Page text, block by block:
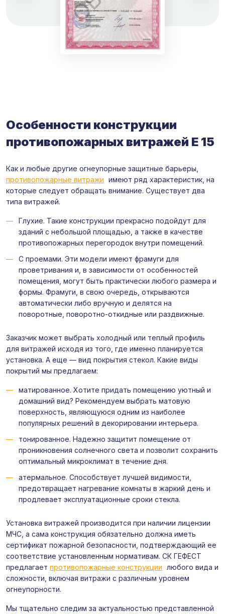
Особенности конструкции
противопожарных витражей Е 15
Как и любые другие огнеупорные защитные барьеры,
противопожарные витражи имеют ряд характеристик, на
которые следует обращать внимание. Существует два
типа витражей.
Глухие. Такие конструкции прекрасно подойдут для
зданий с небольшой площадью, а также в качестве
противопожарных перегородок внутри помещений.
С проемами. Эти модели имеют фрамуги для
проветривания и, в зависимости от особенностей
помещения, могут быть практически любого размера и
формы. Фрамуги, в свою очередь, открываются
автоматически либо вручную и делятся на
поворотные, поворотно-откидные или раздвижные.
Заказчик может выбрать холодный или теплый профиль
для витражей исходя из того, где именно планируется
установка. А еще — вид покрытия стекол. Какие виды
покрытий мы предлагаем:
матированное. Хотите придать помещению уютный и
домашний вид? Рекомендуем выбрать матовую
поверхность, являющуюся одним из наиболее
популярных решений в декорировании интерьера.
тонированное. Надежно защитит помещение от
проникновения солнечного света и позволит сохранить
оптимальный микроклимат в течение дня.
атермальное. Способствует лучшей видимости,
предотвращает нагревание комнаты в жаркий день и
продлевает эксплуатационные сроки стекла.
Установка витражей производится при наличии лицензии
МЧС, а сама конструкция обязательно должна иметь
сертификат пожарной безопасности, подтверждающий ее
соответствие установленным нормативам. СК ГЕФЕСТ
предлагает противопожарные конструкции любого вида и
сложности, включая витражи с различным уровнем
огнеупорности.
Мы тщательно следим за актуальностью представленной